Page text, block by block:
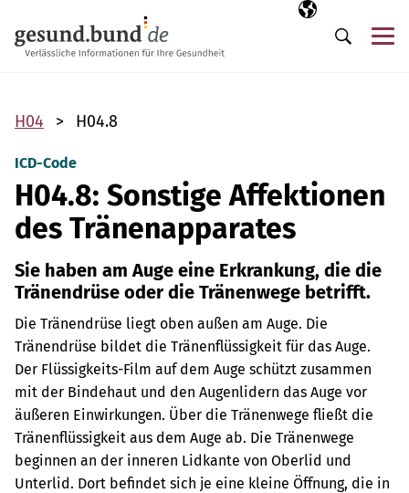
Ausgewählte
DE
Suche
H04 H04.8
ICD-Code
H04.8: Sonstige Affektionen
des Tränenapparates
Sie haben am Auge eine Erkrankung, die die
Tränendrüse oder die Tränenwege betrifft.
Die Tränendrüse liegt oben außen am Auge. Die
Tränendrüse bildet die Tränenflüssigkeit für das Auge.
Der Flüssigkeits-Film auf dem Auge schützt zusammen
mit der Bindehaut und den Augenlidern das Auge vor
äußeren Einwirkungen. Über die Tränenwege fließt die
Tränenflüssigkeit aus dem Auge ab. Die Tränenwege
beginnen an der inneren Lidkante von Oberlid und
Unterlid. Dort befindet sich je eine kleine Öffnung, die in